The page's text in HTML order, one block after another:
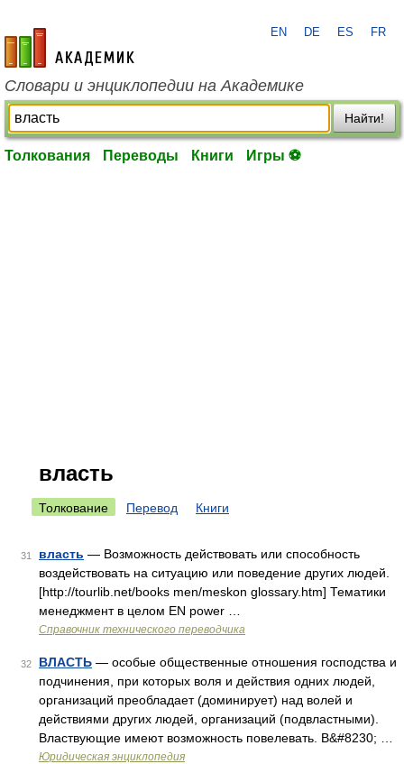
academic.ru
EN DE ES FR
Словари и энциклопедии на Академике
Найти!
Толкования Переводы Книги Игры ⚽
власть
Толкование Перевод Книги
31 власть — Возможность действовать или способность
воздействовать на ситуацию или поведение других людей.
[http://tourlib.net/books men/meskon glossary.htm] Тематики
менеджмент в целом EN power …
Справочник технического переводчика
32 ВЛАСТЬ — особые общественные отношения господства и
подчинения, при которых воля и действия одних людей,
организаций преобладает (доминирует) над волей и
действиями других людей, организаций (подвластными).
Властвующие имеют возможность повелевать. В&#8230; …
Юридическая энциклопедия